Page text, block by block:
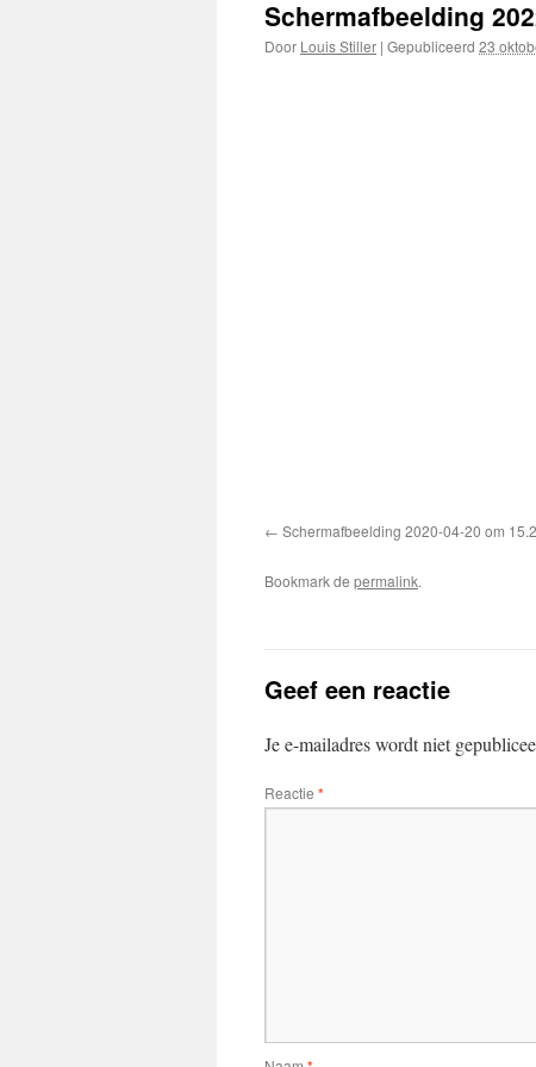
Schermafbeelding
Door Louis Stiller | Gepubliceerd 23
Schermafbeelding 2020-04-20 om
Bookmark de permalink.
Geef een reactie
Je e-mailadres wordt niet
Reactie *